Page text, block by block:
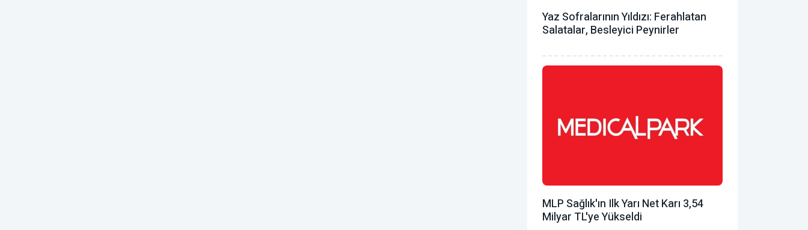
Yaz Sofralarının Yıldızı: Ferahlatan
Salatalar, Besleyici Peynirler
MLP Sağlık'ın Ilk Yarı Net Karı 3,54
Milyar TL'ye Yükseldi